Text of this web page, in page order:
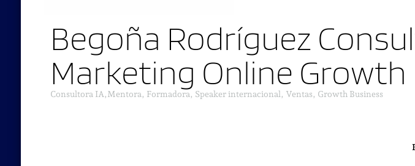
Begoña Rodríguez
Marketing Online
Consultora IA,Mentora, Formadora, Speaker internacional, Ventas, Growth Business